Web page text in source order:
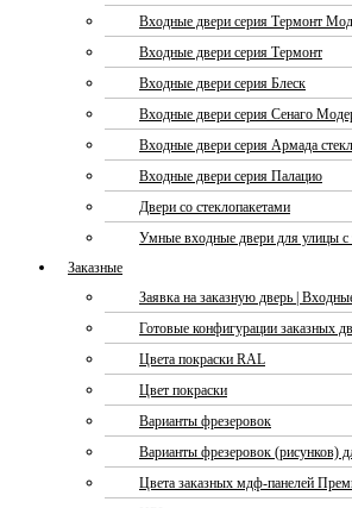
Входные двери серия Термонт
Входные двери серия Термонт
Входные двери серия Блеск
Входные двери серия Сенаго
Входные двери серия Армада
Входные двери серия Палацио
Двери со стеклопакетами
Умные входные двери для улицы
Заказные
Заявка на заказную дверь |
Готовые конфигурации заказных
Цвета покраски RAL
Цвет покраски
Варианты фрезеровок
Варианты фрезеровок (рисунков)
Цвета заказных мдф-панелей